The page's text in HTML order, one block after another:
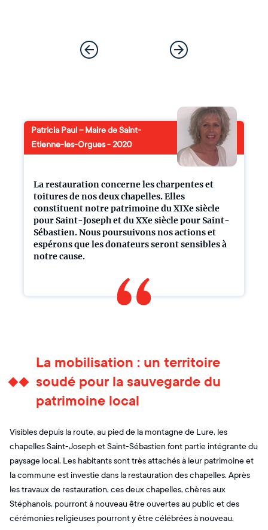
La restauration concerne les charpentes et
toitures de nos deux chapelles. Elles
constituent notre patrimoine du XIXe siècle
pour Saint-Joseph et du XXe siècle pour Saint-
Sébastien. Nous poursuivons nos actions et
espérons que les donateurs seront sensibles à
notre cause.
Patricia Paul – Maire de Saint-
Etienne-les-Orgues - 2020
La mobilisation : un territoire
soudé pour la sauvegarde du
patrimoine local
Visibles depuis la route, au pied de la montagne de Lure, les
chapelles Saint-Joseph et Saint-Sébastien font partie intégrante du
paysage local. Les habitants sont très attachés à leur patrimoine et
la commune est investie dans la restauration des chapelles. Après
les travaux de restauration, ces deux chapelles, chères aux
Stéphanois, pourront à nouveau être ouvertes au public et des
cérémonies religieuses pourront y être célébrées à nouveau.